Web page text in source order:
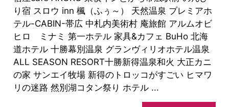
り宿 スロウ inn 楓（ふぅ～） 天然温泉 プレミアホ
テル-CABIN-帯広 中札内美術村 庵旅館 アルムオビ
ヒロ ミナミ 第一ホテル 家具&カフェ BuHo 北海
道ホテル 十勝幕別温泉 グランヴィリオホテル温泉
ALL SEASON RESORT十勝新得温泉和火 大正カニ
の家 サンエイ牧場 新得のトロッコがすごい ヒマワ
リの迷路 然別湖コタン祭り ホテル ...